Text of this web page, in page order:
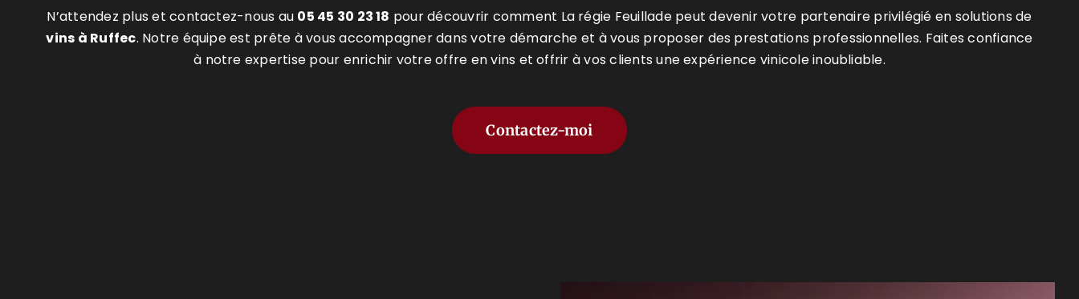
N’attendez plus et contactez-nous au 05 45 30 23 18 pour découvrir comment La régie Feuillade peut devenir votre partenaire privilégié en solutions de
vins à Ruffec. Notre équipe est prête à vous accompagner dans votre démarche et à vous proposer des prestations professionnelles. Faites confiance
à notre expertise pour enrichir votre offre en vins et offrir à vos clients une expérience vinicole inoubliable.
Contactez-moi